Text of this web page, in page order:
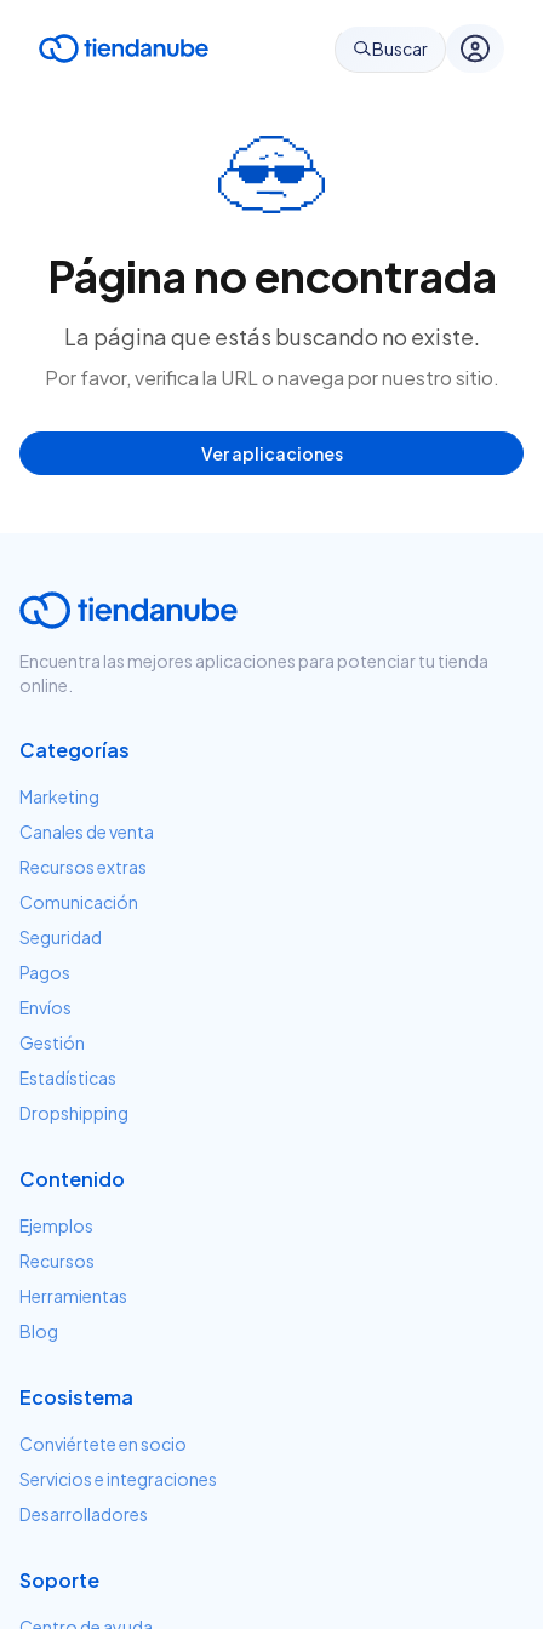
Buscar
Página no encontrada
La página que estás buscando no existe.
Por favor, verifica la URL o navega por nuestro sitio.
Ver aplicaciones
Encuentra las mejores aplicaciones para potenciar tu tienda
online.
Categorías
Marketing
Canales de venta
Recursos extras
Comunicación
Seguridad
Pagos
Envíos
Gestión
Estadísticas
Dropshipping
Contenido
Ejemplos
Recursos
Herramientas
Blog
Ecosistema
Conviértete en socio
Servicios e integraciones
Desarrolladores
Soporte